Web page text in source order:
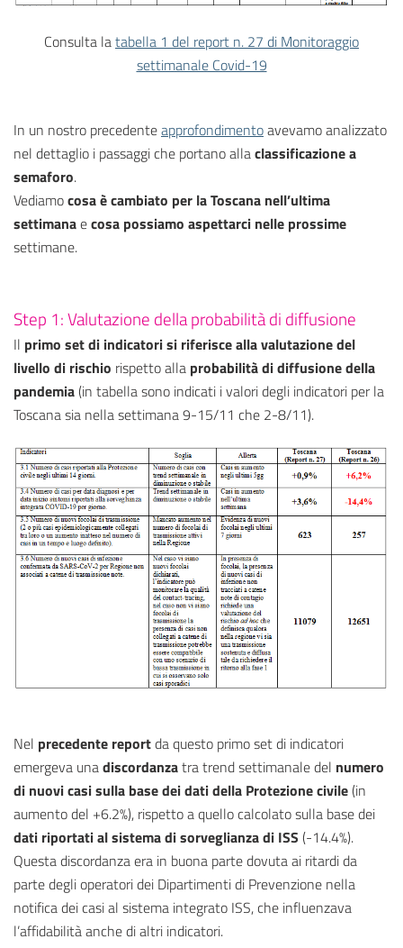
Consulta latabella 1 del report n. 27 di Monitoraggio
settimanale Covid-19
In un nostro precedenteapprofondimentoavevamo analizzato
nel dettaglio i passaggi che portano allaclassificazione a
semaforo.
Vediamocosa è cambiato per la Toscana nell’ultima
settimanaecosa possiamo aspettarci nelle prossime
settimane.
Step 1: Valutazione della probabilità di diffusione
Il primo set di indicatori si riferisce alla valutazione del
livello di rischio rispetto alla probabilità di diffusione della
pandemia(in tabella sono indicati i valori degli indicatori per la
Toscana sia nella settimana 9-15/11 che 2-8/11).
Nel precedente reportda questo primo set di indicatori
emergeva unadiscordanzatra trend settimanale del numero
di nuovi casi sulla base dei dati della Protezione civile(in
aumento del +6.2%), rispetto a quello calcolato sulla base dei
dati riportati al sistema di sorveglianza di ISS (-14.4%).
Questa discordanza era in buona parte dovuta ai ritardi da
parte degli operatori dei Dipartimenti di Prevenzione nella
notifica dei casi al sistema integrato ISS, che influenzava
l’affidabilità anche di altri indicatori.